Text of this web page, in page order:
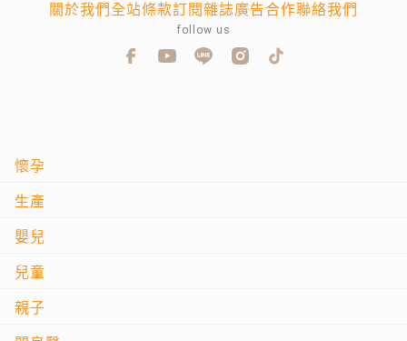
懷孕
生產
嬰兒
兒童
親子
關於我們全站條款訂閱雜誌廣告合作聯絡我們
follow us